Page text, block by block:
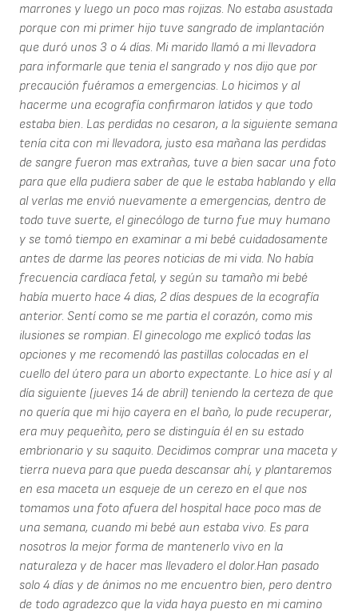
marrones y luego un poco mas rojizas. No estaba asustada
porque con mi primer hijo tuve sangrado de implantación
que duró unos 3 o 4 días. Mi marido llamó a mi llevadora
para informarle que tenia el sangrado y nos dijo que por
precaución fuéramos a emergencias. Lo hicimos y al
hacerme una ecografía confirmaron latidos y que todo
estaba bien. Las perdidas no cesaron, a la siguiente semana
tenía cita con mi llevadora, justo esa mañana las perdidas
de sangre fueron mas extrañas, tuve a bien sacar una foto
para que ella pudiera saber de que le estaba hablando y ella
al verlas me envió nuevamente a emergencias, dentro de
todo tuve suerte, el ginecólogo de turno fue muy humano
y se tomó tiempo en examinar a mi bebé cuidadosamente
antes de darme las peores noticias de mi vida. No había
frecuencia cardíaca fetal, y según su tamaño mi bebé
había muerto hace 4 dias, 2 días despues de la ecografía
anterior. Sentí como se me partia el corazón, como mis
ilusiones se rompian. El ginecologo me explicó todas las
opciones y me recomendó las pastillas colocadas en el
cuello del útero para un aborto expectante. Lo hice así y al
día siguiente (jueves 14 de abril) teniendo la certeza de que
no quería que mi hijo cayera en el baño, lo pude recuperar,
era muy pequeñito, pero se distinguía él en su estado
embrionario y su saquito. Decidimos comprar una maceta y
tierra nueva para que pueda descansar ahí, y plantaremos
en esa maceta un esqueje de un cerezo en el que nos
tomamos una foto afuera del hospital hace poco mas de
una semana, cuando mi bebé aun estaba vivo. Es para
nosotros la mejor forma de mantenerlo vivo en la
naturaleza y de hacer mas llevadero el dolor.Han pasado
solo 4 días y de ánimos no me encuentro bien, pero dentro
de todo agradezco que la vida haya puesto en mi camino